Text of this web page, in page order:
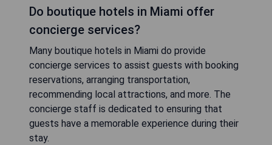
Do boutique hotels in Miami offer
concierge services?
Many boutique hotels in Miami do provide
concierge services to assist guests with booking
reservations, arranging transportation,
recommending local attractions, and more. The
concierge staff is dedicated to ensuring that
guests have a memorable experience during their
stay.